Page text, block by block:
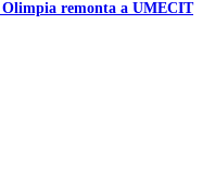
remonta a UMECIT